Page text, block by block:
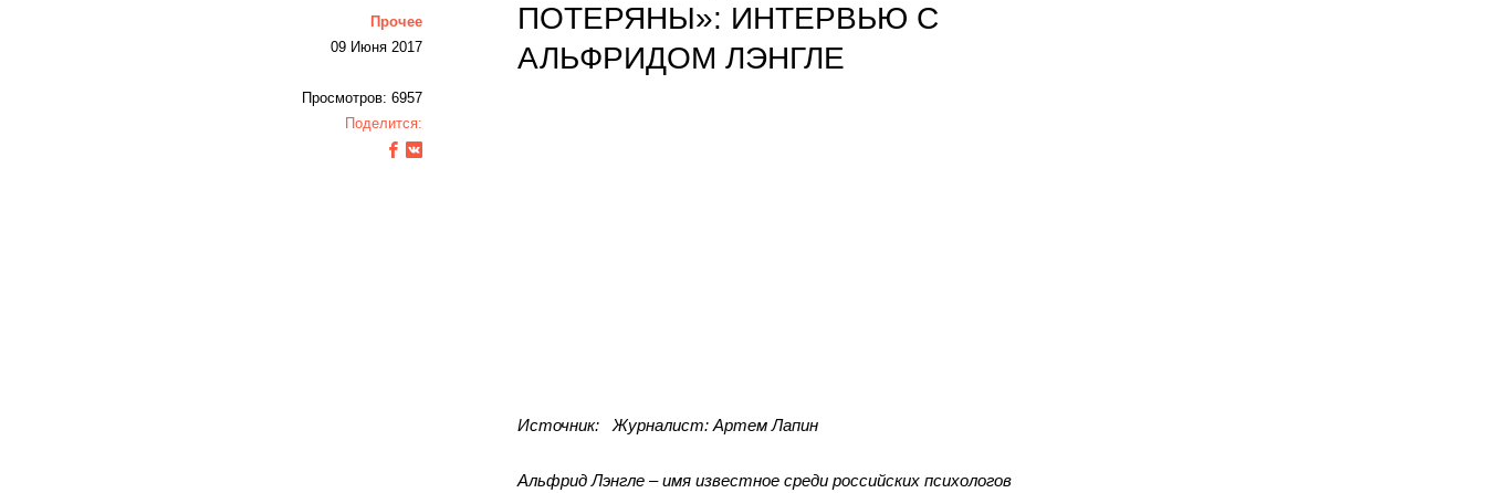
Прочее
09 Июня 2017
Просмотров: 6957
Поделится:
ПОТЕРЯНЫ»: ИНТЕРВЬЮ С
АЛЬФРИДОМ ЛЭНГЛЕ
Источник: Журналист: Артем Лапин
Альфрид Лэнгле – имя известное среди российских психологов